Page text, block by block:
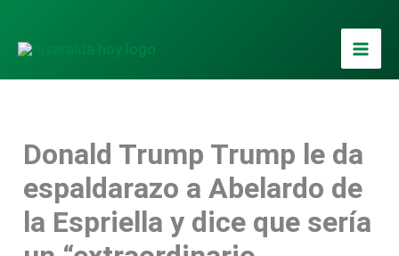
contenido
Donald Trump Trump le da
espaldarazo a Abelardo de
la Espriella y dice que sería